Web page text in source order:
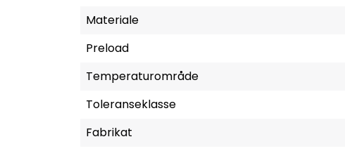
Materiale
Preload
Temperaturområde
Toleranseklasse
Fabrikat